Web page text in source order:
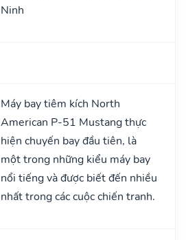
Ninh
Máy bay tiêm kích North
American P-51 Mustang thực
hiện chuyến bay đầu tiên, là
một trong những kiểu máy bay
nổi tiếng và được biết đến nhiều
nhất trong các cuộc chiến tranh.